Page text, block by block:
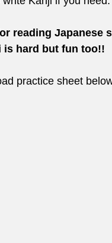
reading Japanese
is hard but fun too!!
practice sheet